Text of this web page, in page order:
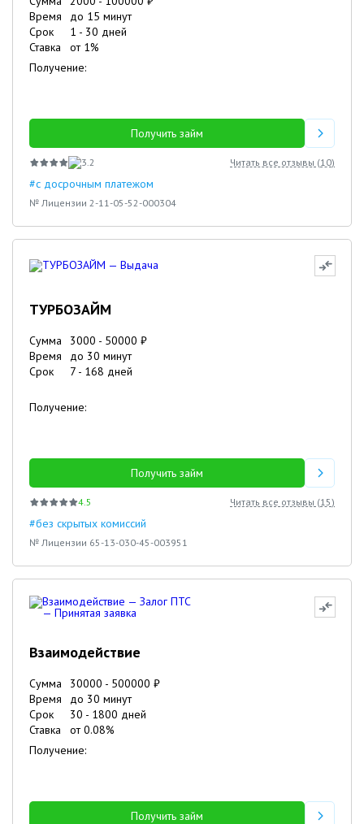
Время
до 15 минут
Срок
1 - 30 дней
Ставка
от 1%
Получение:
Получить займ
3.2 Читать все отзывы (10)
#с досрочным платежом
№ Лицензии 2-11-05-52-000304
ТУРБОЗАЙМ
Сумма 3000 - 50000 ₽
Время
до 30 минут
Срок
7 - 168 дней
Получение:
Получить займ
4.5 Читать все отзывы (15)
#без скрытых комиссий
№ Лицензии 65-13-030-45-003951
Взаимодействие
Сумма 30000 - 500000 ₽
Время
до 30 минут
Срок
30 - 1800 дней
Ставка
от0.08%
Получение:
Получить займ